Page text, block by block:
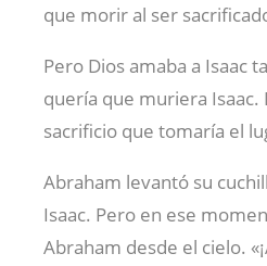
que morir al ser
Pero Dios amaba a Isaac
quería que muriera Isaac.
sacrificio que tomaría el
Abraham levantó su
Isaac. Pero en ese
Abraham desde el cielo.